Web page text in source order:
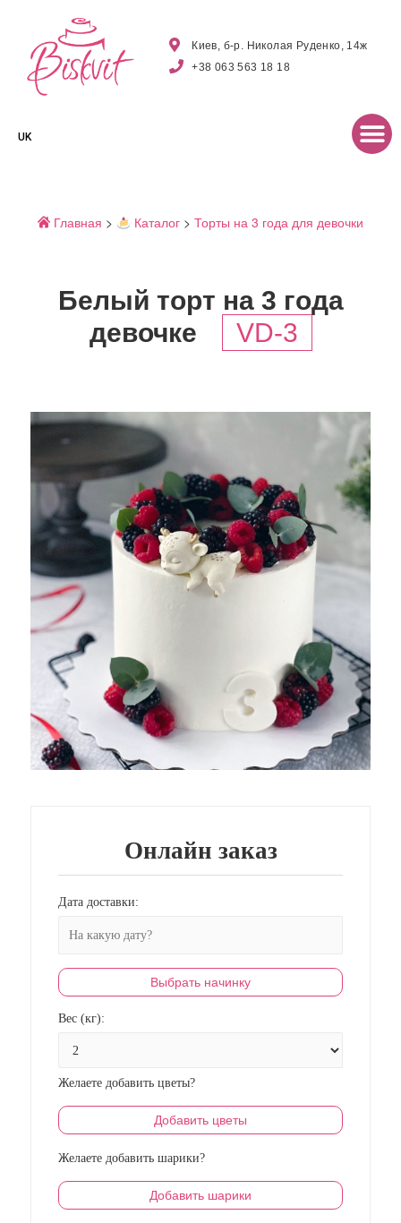
Киев, б-р. Николая Руденко, 14ж
+38 063 563 18 18
UK
Главная > Каталог> Торты на 3 года для девочки
Белый торт на 3 года
девочке
VD-3
Онлайн заказ
Дата доставки:
Выбрать начинку
Вес (кг):
Желаете добавить цветы?
Добавить цветы
Желаете добавить шарики?
Добавить шарики